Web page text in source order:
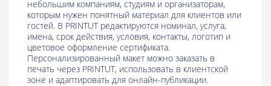
небольшим компаниям, студиям и организаторам,
которым нужен понятный материал для клиентов или
гостей. В PRINTUT редактируются номинал, услуга,
имена, срок действия, условия, контакты, логотип и
цветовое оформление сертификата.
Персонализированный макет можно заказать в
печать через PRINTUT, использовать в клиентской
зоне и адаптировать для онлайн-публикации.